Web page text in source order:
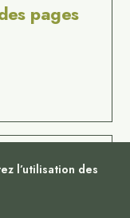
pages
l’utilisation des